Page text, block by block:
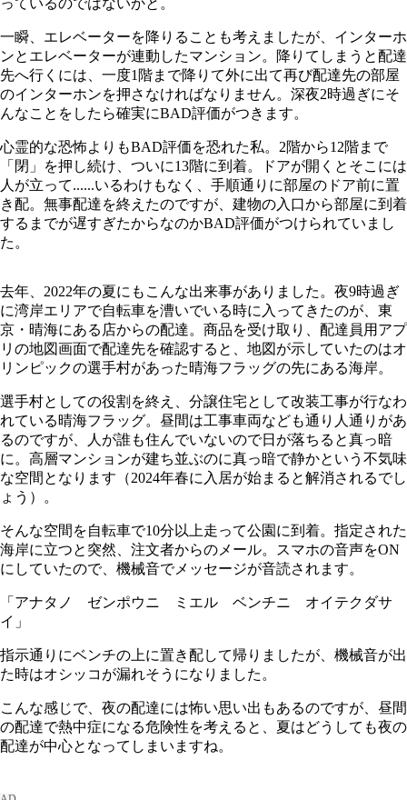
一瞬、エレベーターを降りることも考えましたが、インターホ
ンとエレベーターが連動したマンション。降りてしまうと配達
先へ行くには、一度1階まで降りて外に出て再び配達先の部屋
のインターホンを押さなければなりません。深夜2時過ぎにそ
んなことをしたら確実にBAD評価がつきます。
心霊的な恐怖よりもBAD評価を恐れた私。2階から12階まで
「閉」を押し続け、ついに13階に到着。ドアが開くとそこには
人が立って......いるわけもなく、手順通りに部屋のドア前に置
き配。無事配達を終えたのですが、建物の入口から部屋に到着
するまでが遅すぎたからなのかBAD評価がつけられていまし
た。
去年、2022年の夏にもこんな出来事がありました。夜9時過ぎ
に湾岸エリアで自転車を漕いでいる時に入ってきたのが、東
京・晴海にある店からの配達。商品を受け取り、配達員用アプ
リの地図画面で配達先を確認すると、地図が示していたのはオ
リンピックの選手村があった晴海フラッグの先にある海岸。
選手村としての役割を終え、分譲住宅として改装工事が行なわ
れている晴海フラッグ。昼間は工事車両なども通り人通りがあ
るのですが、人が誰も住んでいないので日が落ちると真っ暗
に。高層マンションが建ち並ぶのに真っ暗で静かという不気味
な空間となります（2024年春に入居が始まると解消されるでし
ょう）。
そんな空間を自転車で10分以上走って公園に到着。指定された
海岸に立つと突然、注文者からのメール。スマホの音声をON
にしていたので、機械音でメッセージが音読されます。
「アナタノ ゼンポウニ ミエル ベンチニ オイテクダサ
イ」
指示通りにベンチの上に置き配して帰りましたが、機械音が出
た時はオシッコが漏れそうになりました。
こんな感じで、夜の配達には怖い思い出もあるのですが、昼間
の配達で熱中症になる危険性を考えると、夏はどうしても夜の
配達が中心となってしまいますね。